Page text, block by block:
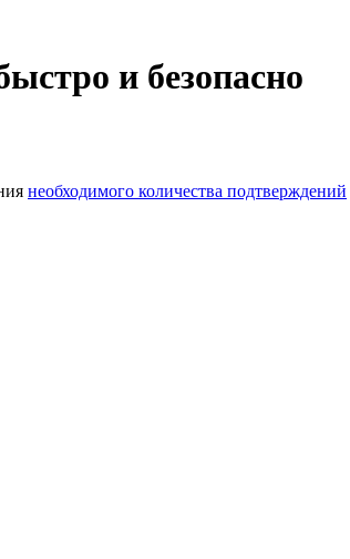
и безопасно
необходимого количества подтверждений